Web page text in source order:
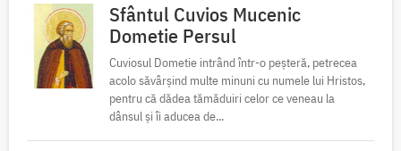
Sfântul Cuvios Mucenic
Dometie Persul
Cuviosul Dometie intrând într-o peșteră, petrecea
acolo săvârșind multe minuni cu numele lui Hristos,
pentru că dădea tămăduiri celor ce veneau la
dânsul și îi aducea de...